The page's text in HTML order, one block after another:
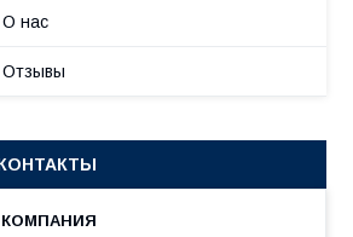
О нас
Отзывы